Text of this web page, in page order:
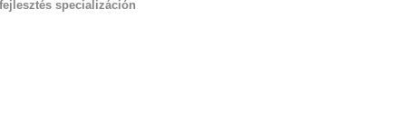
specializáción